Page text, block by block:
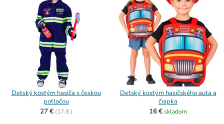
Detský kostým hasiča s českou
potlačou
27 € (17.8.)
Detský kostým hasičského auta a
čiapka
16 €skladom